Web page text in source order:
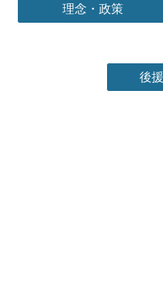
理念・政策
後